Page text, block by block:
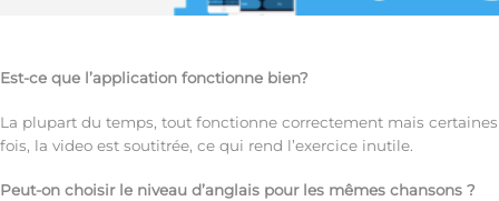
Est-ce que l’application fonctionne bien?
La plupart du temps, tout fonctionne correctement mais certaines
fois, la video est soutitrée, ce qui rend l’exercice inutile.
Peut-on choisir le niveau d’anglais pour les mêmes chansons ?